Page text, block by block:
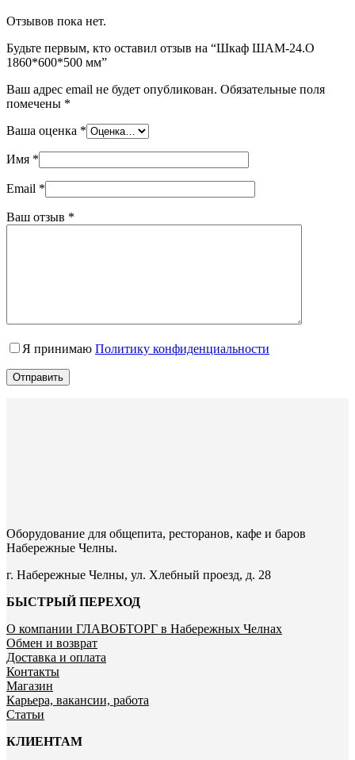
Отзывов пока нет.
Будьте первым, кто оставил отзыв на “Шкаф ШАМ-24.О
1860*600*500 мм”
Ваш адрес email не будет опубликован. Обязательные поля
помечены *
Ваша оценка *
Имя *
Email *
Ваш отзыв *
Я принимаю Политику конфиденциальности
Отправить
Оборудование для общепита, ресторанов, кафе и баров
Набережные Челны.
г. Набережные Челны, ул. Хлебный проезд, д. 28
БЫСТРЫЙ ПЕРЕХОД
О компании ГЛАВОБТОРГ в Набережных Челнах
Обмен и возврат
Доставка и оплата
Контакты
Магазин
Карьера, вакансии, работа
Статьи
КЛИЕНТАМ